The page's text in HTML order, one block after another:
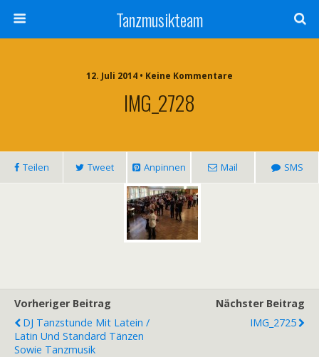
Tanzmusikteam
12. Juli 2014 • Keine Kommentare
IMG_2728
Teilen Tweet Anpinnen Mail SMS
Vorheriger Beitrag
DJ Tanzstunde Mit Latein /
Latin Und Standard Tänzen
Sowie Tanzmusik
Nächster Beitrag
IMG_2725